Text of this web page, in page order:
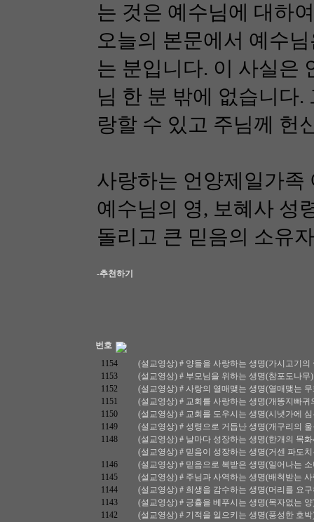
는 것은 예수님에 대하
오늘의 본문에서 예수
는 분입니다. 이 사실은
님 한 분 밖에 없습니다
랑할 수 있고 주님께 헌
사랑하는 언양제일가족
예수님의 영, 보혜사 성
돌리고 큰 믿음의 소유
-추천하기
번호
1154
(설교영상) # 양들을 사랑하는 생명(가시고기의
1153
(설교영상) # 부모님을 위하는 생명(참포도나무
1152
(설교영상) # 사랑의 열매맺는 생명(열매맺는
1151
(설교영상) # 교회를 사랑하는 생명(개똥지빠귀
1150
(설교영상) # 교회를 도우시는 생명(시냇가에
1149
(설교영상) # 성령으로 거듭난 생명(개구리의
1148
(설교영상) # 날마다 성장하는 생명(한개의 목
(설교영상) # 믿음이 성장하는 생명(거센 파도
1146
(설교영상) # 믿음으로 복받은 생명(일어나는
1145
(설교영상) # 주님과 사역하는 생명(배척받는
1144
(설교영상) # 희생을 감수하는 생명(머리를 요
1143
(설교영상) # 긍휼을 베푸시는 생명(목자없는
1142
(설교영상) # 기적을 일으키는 생명(풍성한 호